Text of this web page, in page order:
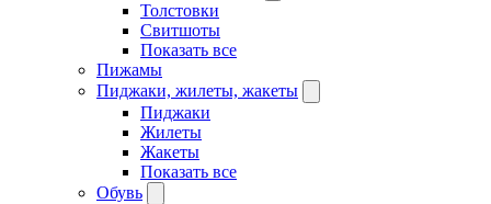
Толстовки
Свитшоты
Показать все
Пижамы
Пиджаки, жилеты, жакеты
Пиджаки
Жилеты
Жакеты
Показать все
Обувь